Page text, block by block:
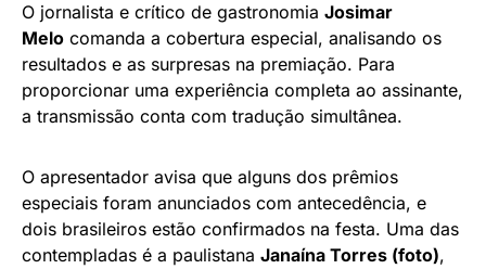
O jornalista e crítico de gastronomia Josimar
Melo comanda a cobertura especial, analisando os
resultados e as surpresas na premiação. Para
proporcionar uma experiência completa ao assinante,
a transmissão conta com tradução simultânea.
O apresentador avisa que alguns dos prêmios
especiais foram anunciados com antecedência, e
dois brasileiros estão confirmados na festa. Uma das
contempladas é a paulistana Janaína Torres (foto),